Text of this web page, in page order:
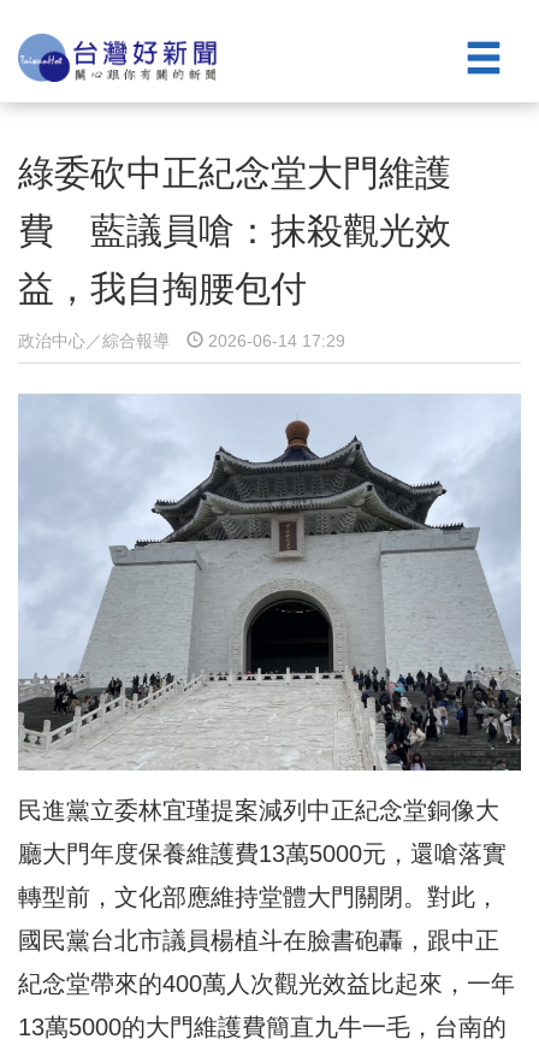
綠委砍中正紀念堂大門維護
費 藍議員嗆：抹殺觀光效
益，我自掏腰包付
政治中心／綜合報導 2026-06-14 17:29
民進黨立委林宜瑾提案減列中正紀念堂銅像大
廳大門年度保養維護費13萬5000元，還嗆落實
轉型前，文化部應維持堂體大門關閉。對此，
國民黨台北市議員楊植斗在臉書砲轟，跟中正
紀念堂帶來的400萬人次觀光效益比起來，一年
13萬5000的大門維護費簡直九牛一毛，台南的